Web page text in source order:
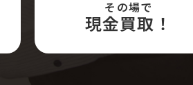
その場で
現金買取！